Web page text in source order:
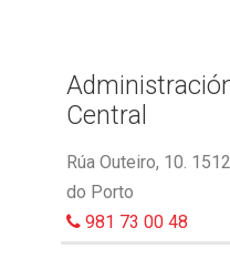
Central
Rúa Outeiro, 10.
do Porto
981 73 00 48